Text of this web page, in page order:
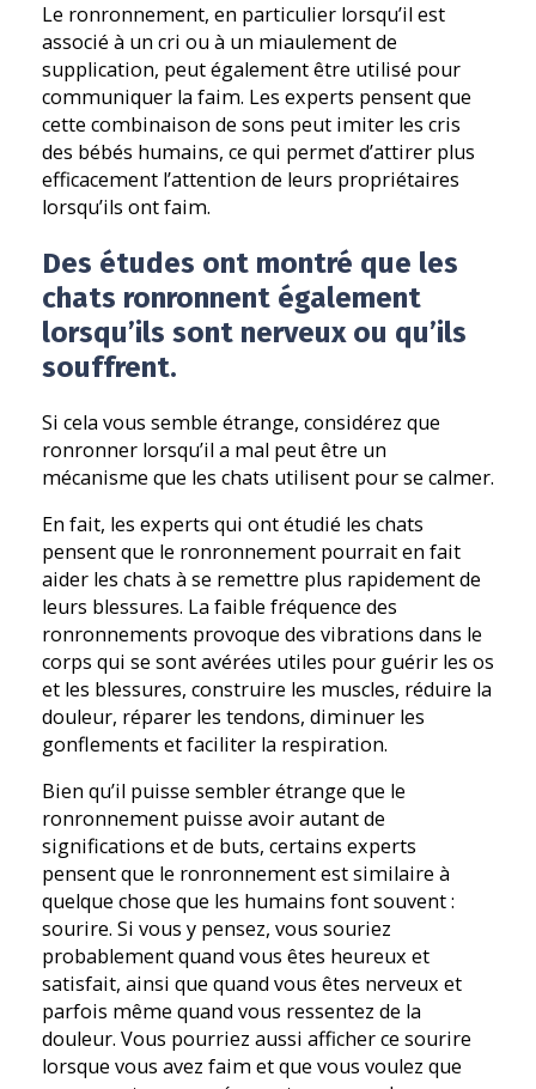
Le ronronnement, en particulier lorsqu’il est
associé à un cri ou à un miaulement de
supplication, peut également être utilisé pour
communiquer la faim. Les experts pensent que
cette combinaison de sons peut imiter les cris
des bébés humains, ce qui permet d’attirer plus
efficacement l’attention de leurs propriétaires
lorsqu’ils ont faim.
Des études ont montré que les
chats ronronnent également
lorsqu’ils sont nerveux ou qu’ils
souffrent.
Si cela vous semble étrange, considérez que
ronronner lorsqu’il a mal peut être un
mécanisme que les chats utilisent pour se calmer.
En fait, les experts qui ont étudié les chats
pensent que le ronronnement pourrait en fait
aider les chats à se remettre plus rapidement de
leurs blessures. La faible fréquence des
ronronnements provoque des vibrations dans le
corps qui se sont avérées utiles pour guérir les os
et les blessures, construire les muscles, réduire la
douleur, réparer les tendons, diminuer les
gonflements et faciliter la respiration.
Bien qu’il puisse sembler étrange que le
ronronnement puisse avoir autant de
significations et de buts, certains experts
pensent que le ronronnement est similaire à
quelque chose que les humains font souvent :
sourire. Si vous y pensez, vous souriez
probablement quand vous êtes heureux et
satisfait, ainsi que quand vous êtes nerveux et
parfois même quand vous ressentez de la
douleur. Vous pourriez aussi afficher ce sourire
lorsque vous avez faim et que vous voulez que